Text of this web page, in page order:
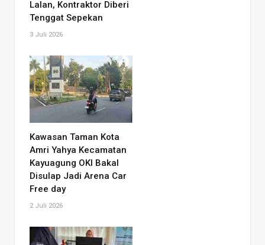
Lalan, Kontraktor Diberi
Tenggat Sepekan
3 Juli 2026
Kawasan Taman Kota
Amri Yahya Kecamatan
Kayuagung OKI Bakal
Disulap Jadi Arena Car
Free day
2 Juli 2026